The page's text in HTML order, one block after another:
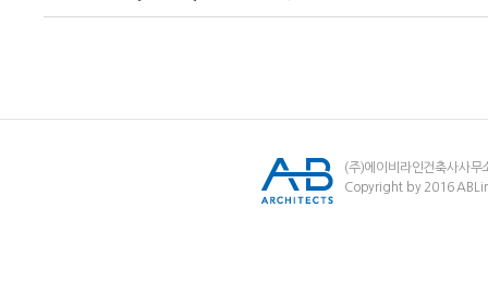
(주)에이비라인건축사사무
Copyright by 2016